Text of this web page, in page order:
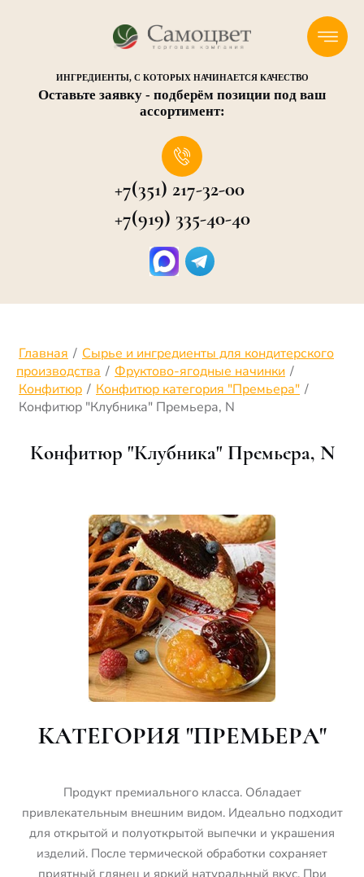
ИНГРЕДИЕНТЫ, С КОТОРЫХ НАЧИНАЕТСЯ КАЧЕСТВО
Оставьте заявку - подберём позиции под ваш
ассортимент:
+7(351) 217-32-00
+7(919) 335-40-40
Главная / Сырье и ингредиенты для кондитерского
производства / Фруктово-ягодные начинки /
Конфитюр / Конфитюр категория "Премьера" /
Конфитюр "Клубника" Премьера, N
Конфитюр "Клубника" Премьера, N
КАТЕГОРИЯ "ПРЕМЬЕРА"
Продукт премиального класса. Обладает
привлекательным внешним видом. Идеально подходит
для открытой и полуоткрытой выпечки и украшения
изделий. После термической обработки сохраняет
приятный глянец и яркий натуральный вкус. При